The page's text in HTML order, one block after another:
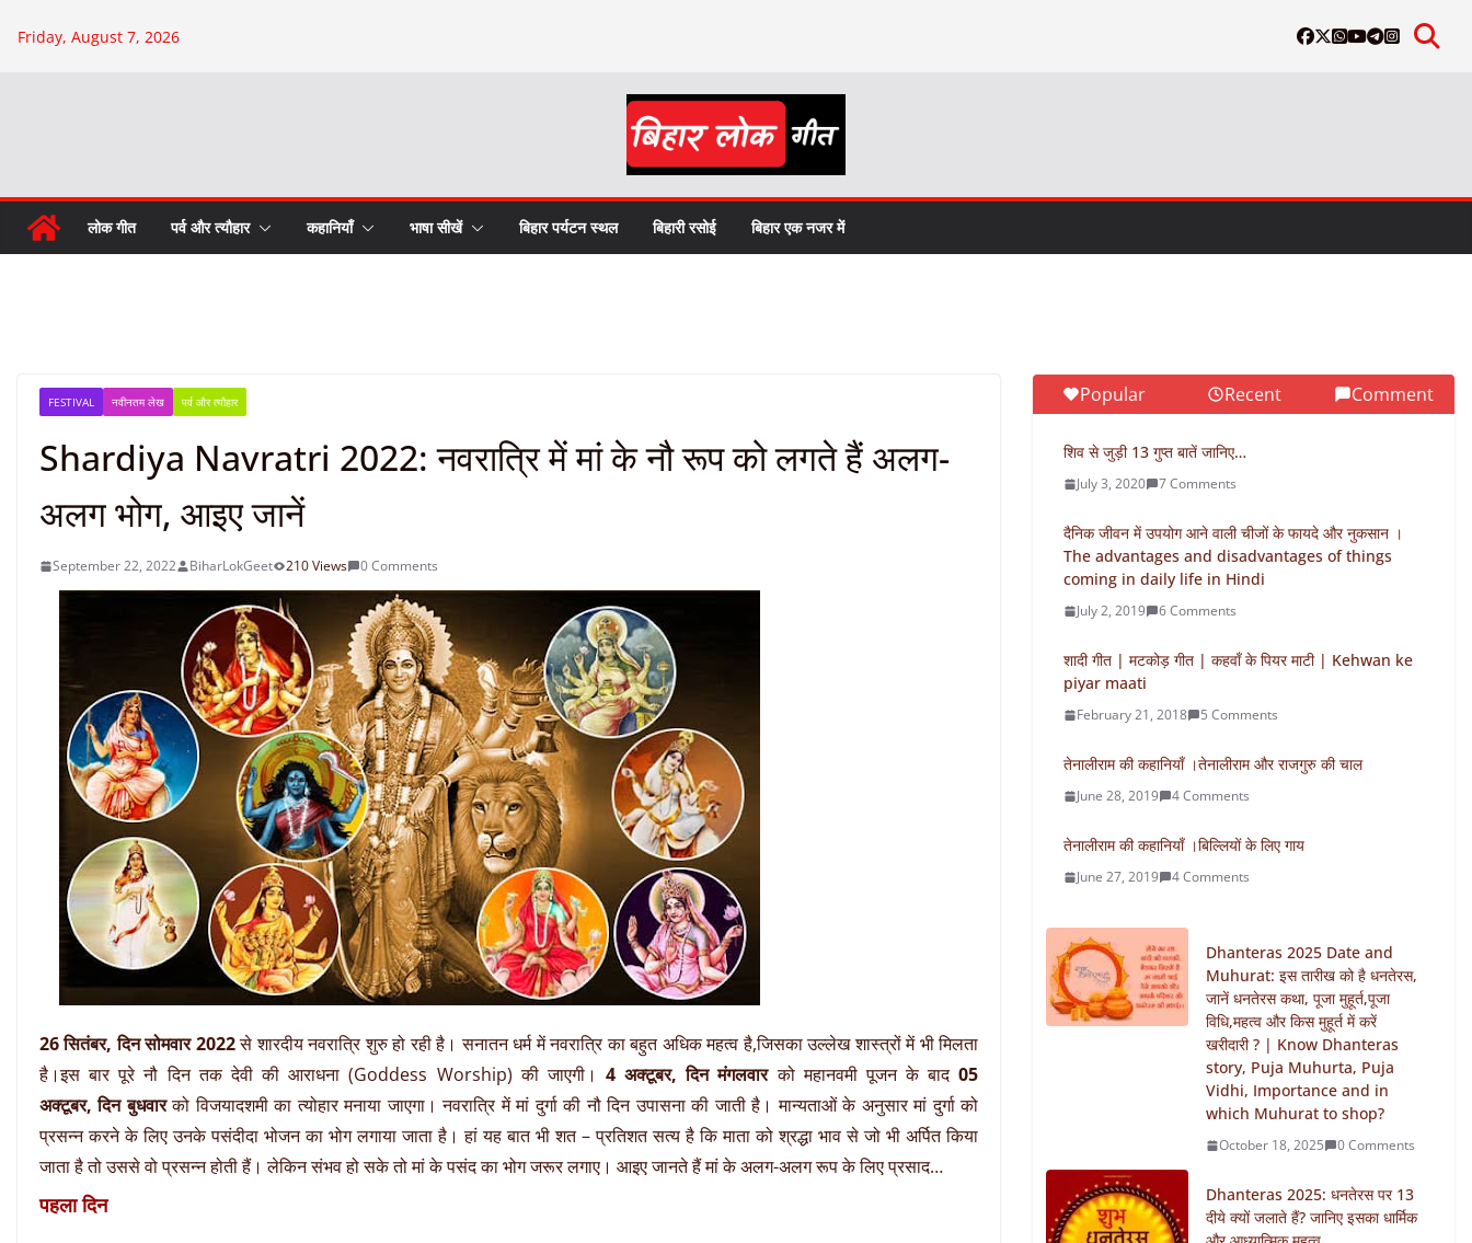
Friday, August 7, 2026
लोक गीत पर्व और त्यौहार कहानियाँ भाषा सीखें बिहार पर्यटन स्थल बिहारी रसोई बिहार एक नजर में
FESTIVAL नवीनतम लेख पर्व और त्यौहार
Shardiya Navratri 2022: नवरात्रि में मां के नौ रूप को लगते हैं अलग-
अलग भोग, आइए जानें
September 22, 2022 BiharLokGeet 210 Views 0 Comments
26 सितंबर, दिन सोमवार 2022से शारदीय नवरात्रि शुरु हो रही है। सनातन धर्म में नवरात्रि का बहुत अधिक महत्व है,जिसका उल्लेख शास्त्रों में भी मिलता
है।इस बार पूरे नौ दिन तक देवी की आराधना (Goddess Worship) की जाएगी।4 अक्टूबर, दिन मंगलवारको महानवमी पूजन के बाद05
अक्टूबर, दिन बुधवारको विजयादशमी का त्योहार मनाया जाएगा। नवरात्रि में मां दुर्गा की नौ दिन उपासना की जाती है। मान्यताओं के अनुसार मां दुर्गा को
प्रसन्न करने के लिए उनके पसंदीदा भोजन का भोग लगाया जाता है। हां यह बात भी शत – प्रतिशत सत्य है कि माता को श्रद्धा भाव से जो भी अर्पित किया
जाता है तो उससे वो प्रसन्न होती हैं। लेकिन संभव हो सके तो मां के पसंद का भोग जरूर लगाए। आइए जानते हैं मां के अलग-अलग रूप के लिए प्रसाद…
पहला दिन
Popular Recent Comment
शिव से जुड़ी 13 गुप्त बातें जानिए…
July 3, 2020 7 Comments
दैनिक जीवन में उपयोग आने वाली चीजों के फायदे और नुकसान ।
The advantages and disadvantages of things
coming in daily life in Hindi
July 2, 2019 6 Comments
शादी गीत | मटकोड़ गीत | कहवाँ के पियर माटी | Kehwan ke
piyar maati
February 21, 2018 5 Comments
तेनालीराम की कहानियाँ ।तेनालीराम और राजगुरु की चाल
June 28, 2019 4 Comments
तेनालीराम की कहानियाँ ।बिल्लियों के लिए गाय
June 27, 2019 4 Comments
Dhanteras 2025 Date and
Muhurat: इस तारीख को है धनतेरस,
जानें धनतेरस कथा, पूजा मुहूर्त,पूजा
विधि,महत्व और किस मुहूर्त में करें
खरीदारी ? | Know Dhanteras
story, Puja Muhurta, Puja
Vidhi, Importance and in
which Muhurat to shop?
October 18, 2025 0 Comments
Dhanteras 2025: धनतेरस पर 13
दीये क्यों जलाते हैं? जानिए इसका धार्मिक